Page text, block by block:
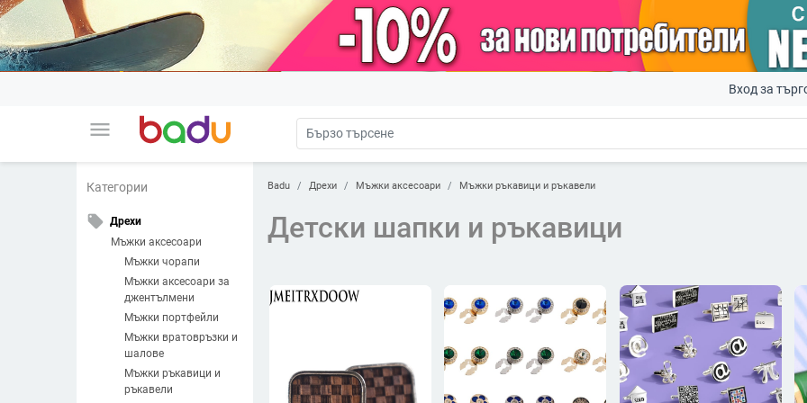
menu
Вход за
Категории
local_offer Дрехи
Мъжки аксесоари
Мъжки чорапи
Мъжки аксесоари за
джентълмени
Мъжки портфейли
Мъжки вратовръзки и
шалове
Мъжки ръкавици и
ръкавели
Badu Дрехи Мъжки аксесоари Мъжки ръкавици и ръкавели
Детски шапки и ръкавици